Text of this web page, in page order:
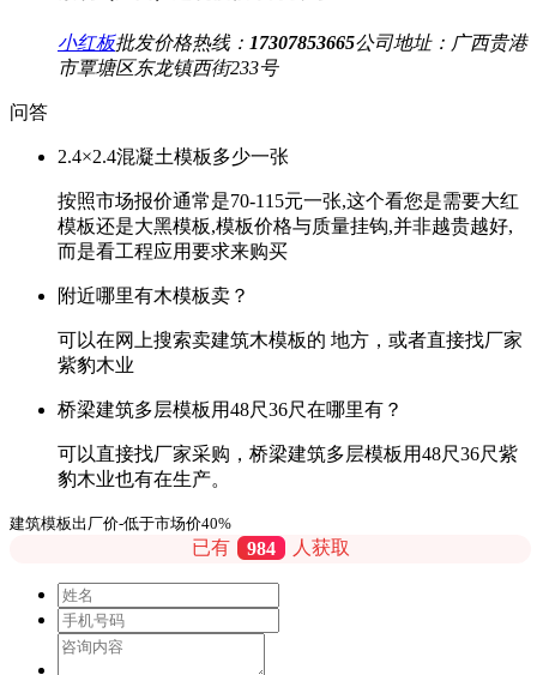
小红板批发价格热线： 17307853665公司地址： 广西贵港
市覃塘区东龙镇西街233号
问答
2.4×2.4混凝土模板多少一张
按照市场报价通常是70-115元一张,这个看您是需要大红
模板还是大黑模板,模板价格与质量挂钩,并非越贵越好,
而是看工程应用要求来购买
附近哪里有木模板卖？
可以在网上搜索卖建筑木模板的 地方，或者直接找厂家
紫豹木业
桥梁建筑多层模板用48尺36尺在哪里有？
可以直接找厂家采购，桥梁建筑多层模板用48尺36尺紫
豹木业也有在生产。
建筑模板出厂价-低于市场价40%
已有 984 人获取